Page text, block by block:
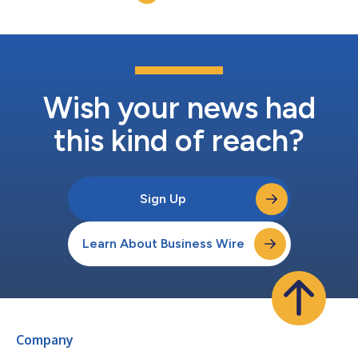
Wish your news had
this kind of reach?
Sign Up
Learn About Business Wire
Company